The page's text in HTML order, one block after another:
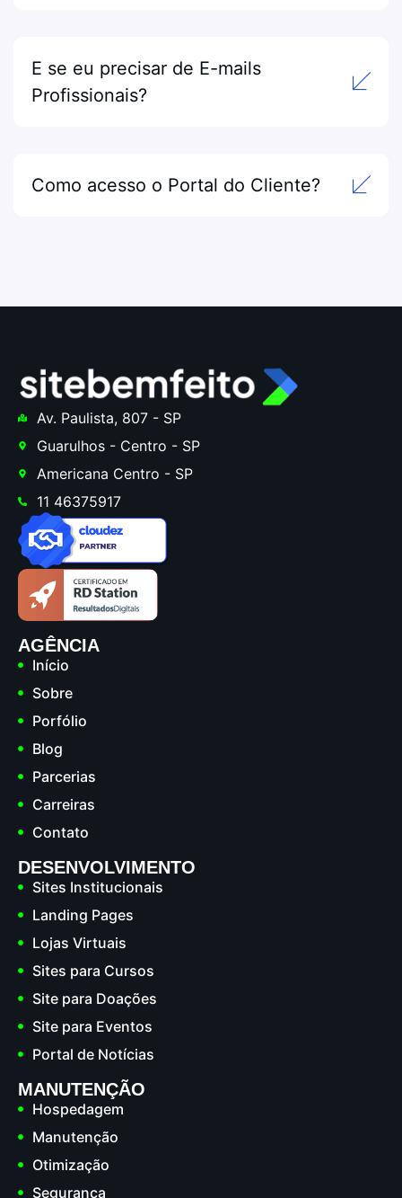
E se eu precisar de E-mails
Profissionais?
Como acesso o Portal do Cliente?
Av. Paulista, 807 - SP
Guarulhos - Centro - SP
Americana Centro - SP
11 46375917
AGÊNCIA
Início
Sobre
Porfólio
Blog
Parcerias
Carreiras
Contato
DESENVOLVIMENTO
Sites Institucionais
Landing Pages
Lojas Virtuais
Sites para Cursos
Site para Doações
Site para Eventos
Portal de Notícias
MANUTENÇÃO
Hospedagem
Manutenção
Otimização
Segurança